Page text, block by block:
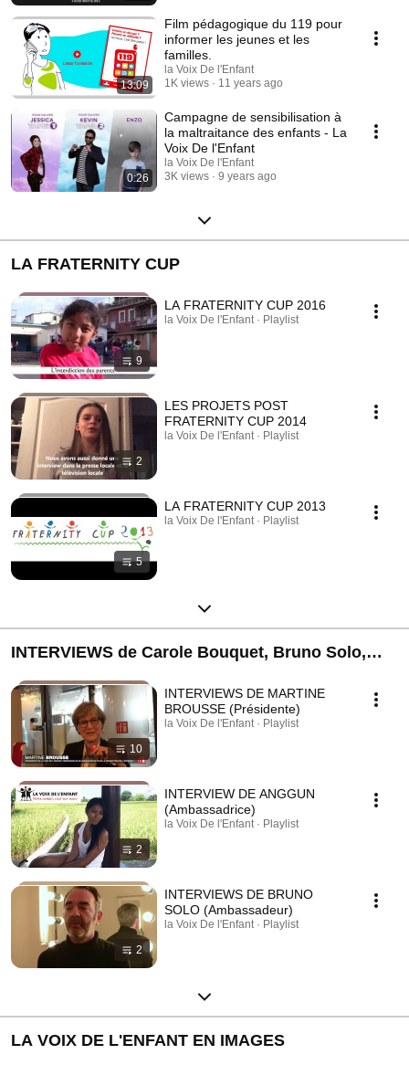
13:09
Film pédagogique du 119 pour
informer les jeunes et les
familles.
la Voix De l'Enfant
1K views
11 years ago
0:26
Campagne de sensibilisation à
la maltraitance des enfants - La
Voix De l'Enfant
la Voix De l'Enfant
3K views
9 years ago
LA FRATERNITY CUP
9
LA FRATERNITY CUP 2016
la Voix De l'Enfant · Playlist
2
LES PROJETS POST
FRATERNITY CUP 2014
la Voix De l'Enfant · Playlist
5
LA FRATERNITY CUP 2013
la Voix De l'Enfant · Playlist
INTERVIEWS de Carole Bouquet, Bruno Solo,
Sébastien Rogues, Anggun et Martine Brousse
10
INTERVIEWS DE MARTINE
BROUSSE (Présidente)
la Voix De l'Enfant · Playlist
2
INTERVIEW DE ANGGUN
(Ambassadrice)
la Voix De l'Enfant · Playlist
2
INTERVIEWS DE BRUNO
SOLO (Ambassadeur)
la Voix De l'Enfant · Playlist
LA VOIX DE L'ENFANT EN IMAGES